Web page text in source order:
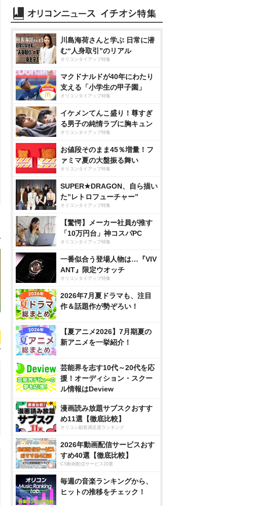
川島海荷さんと学ぶ 日常に潜
む“人身取引”のリアル
オリコンタイアップ特集
マクドナルドが40年にわたり
支える「小学生の甲子園」
オリコンタイアップ特集
イケメンてんこ盛り！尊すぎ
る男子の純情ラブに胸キュン
オリコンタイアップ特集
お値段そのまま45％増量！フ
ァミマ夏の大盤振る舞い
オリコンタイアップ特集
SUPER★DRAGON、自ら描い
た”レトロフューチャー”
オリコンタイアップ特集
【驚愕】メーカー社員が推す
「10万円台」神コスパPC
オリコンタイアップ特集
一番似合う登場人物は…『VIV
ANT』限定ウオッチ
オリコンタイアップ特集
2026年7月夏ドラマも、注目
作＆話題作が勢ぞろい！
【夏アニメ2026】7月期夏の
新アニメを一挙紹介！
芸能界を志す10代～20代を応
援！オーディション・スクー
ル情報はDeview
漫画読み放題サブスクおすす
め11選【徹底比較】
オリコン顧客満足度ランキング
2026年動画配信サービスおす
すめ40選【徹底比較】
CS動画配信サービス20選
毎週の音楽ランキングから、
ヒットの推移をチェック！